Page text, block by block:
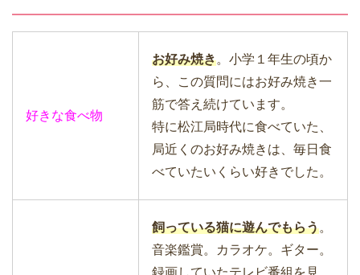
好きな食べ物
お好み焼き。小学１年生の頃か
ら、この質問にはお好み焼き一
筋で答え続けています。
特に松江局時代に食べていた、
局近くのお好み焼きは、毎日食
べていたいくらい好きでした。
飼っている猫に遊んでもらう。
音楽鑑賞。カラオケ。ギター。
録画していたテレビ番組を見